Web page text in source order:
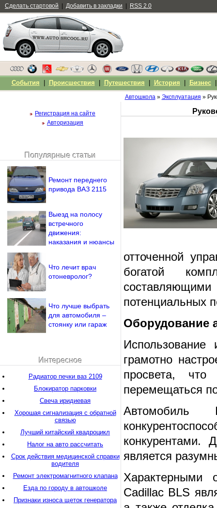
Автошкола» Эксплуатация »
отточенной
богатой
потенциальных
Оборудование
грамотно
просвета,
перемещаться
конкурентами.
является
Характерными
Cadillac BLS
Регистрация на сайте
Авторизация
Напомнить пароль?
Популярные статьи
Ремонт переднего
привода ВАЗ 2115
Выезд на полосу
встречного
движения:
наказания и нюансы
Что лечит врач
отоневролог?
Что лучше выбрать
для автомобиля –
стоянку или гараж
Интересное
Радиатор печки ваз 2109
Блокиратор парковки
Свеча иридиевая
Хорошая сигнализация с обратной
связью
Лучший китайский квадроцикл
Налог на авто рассчитать
Срок действия медицинской справки
водителя
Ремонт электромагнитного клапана
Езда по городу в автошколе
Признаки износа щеток генератора
Сделать стартовой Добавить в закладки RSS 2.0
События Происшествия Путешествия История Бизнес